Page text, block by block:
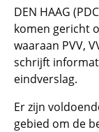
DEN HAAG
komen gericht
waaraan PVV,
schrijft
eindverslag.
Er zijn
gebied om de